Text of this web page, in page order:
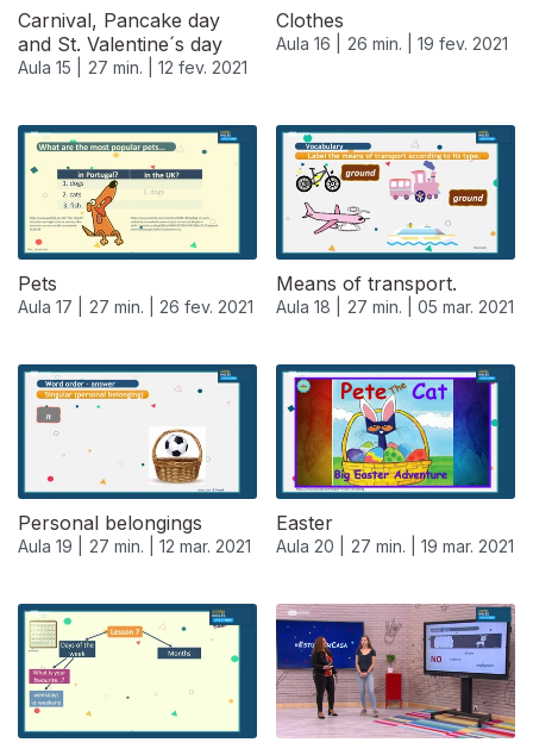
Carnival, Pancake day
and St. Valentine´s day
Aula 15 | 27 min. | 12 fev. 2021
Clothes
Aula 16 | 26 min. | 19 fev. 2021
Pets
Aula 17 | 27 min. | 26 fev. 2021
Means of transport.
Aula 18 | 27 min. | 05 mar. 2021
Personal belongings
Aula 19 | 27 min. | 12 mar. 2021
Easter
Aula 20 | 27 min. | 19 mar. 2021